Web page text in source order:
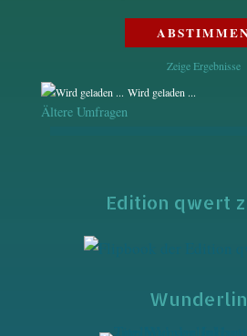
Zeige Ergebnisse
Wird geladen ...
Ältere Umfragen
Edition qwert